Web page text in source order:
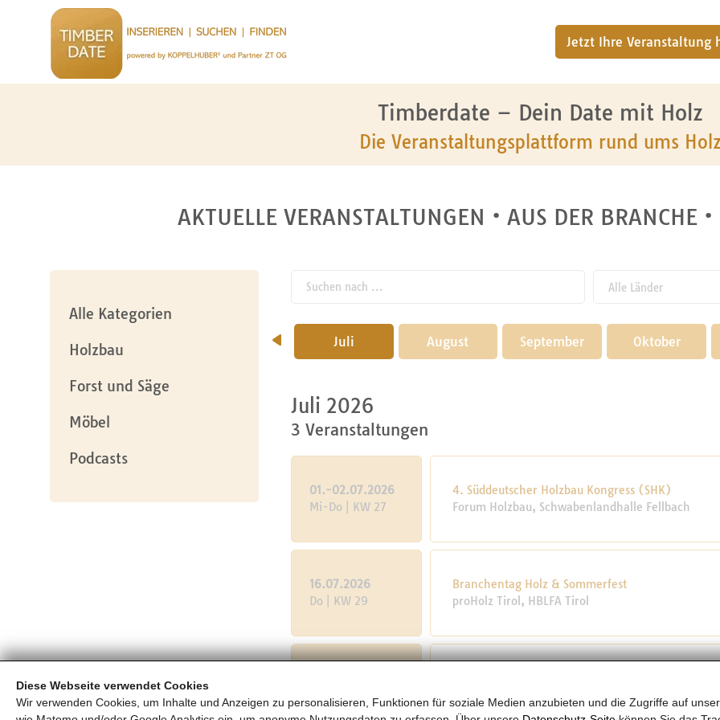
Diese Webseite verwendet Cookies
Wir verwenden Cookies, um Inhalte und Anzeigen zu personalisieren, Funktionen für soziale Medien anzubieten und die Zugriffe auf
Jetzt Ihre Veranstaltung
Timberdate – Dein Date mit Holz
Die Veranstaltungsplattform rund ums Holz
AKTUELLE VERANSTALTUNGEN • AUS DER BRANCHE
Alle Kategorien
Holzbau
Forst und Säge
Möbel
Podcasts
Suchen nach ...
pw_l
Juli August September Oktober
Juli 2026
3 Veranstaltungen
01.-02.07.2026
Mi-Do | KW 27
4. Süddeutscher Holzbau Kongress (SHK)
Forum Holzbau, Schwabenlandhalle Fellbach
16.07.2026
Do | KW 29
Branchentag Holz & Sommerfest
proHolz Tirol, HBLFA Tirol
17.07.2026
Fr | KW 29
Wiederverwendung“
Karlsruher Institut für Technologie, Karlsruher